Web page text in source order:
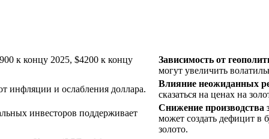
к концу 2025, $4200 к концу
Зависимость от
могут увеличить
инфляции и ослабления доллара.
Влияние неожиданных
сказаться на ценах на
инвесторов поддерживает
Снижение производства
может создать дефицит в
золото.